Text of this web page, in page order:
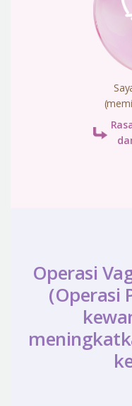
Operasi
(Operasi